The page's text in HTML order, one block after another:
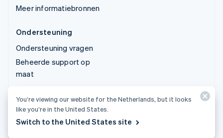
Meer informatiebronnen
Ondersteuning
Ondersteuning vragen
Beheerde support op
maat
© 2026 Stripe, LLC
You’re viewing our website for the Netherlands, but it looks
like you’re in the United States.
Switch to the United States site